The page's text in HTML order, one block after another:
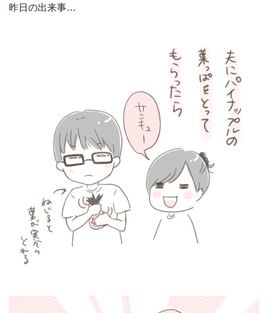
昨日の出来事…